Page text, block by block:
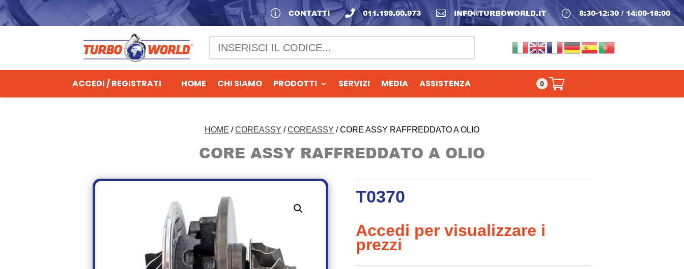
} 8:30-12:30 / 14:00-18:00
 INFO@TURBOWORLD.IT
 011.199.00.973
p CONTATTI
ACCEDI / REGISTRATI HOME CHI SIAMO PRODOTTI SERVIZI MEDIA ASSISTENZA 0
HOME /COREASSY /COREASSY / CORE ASSY RAFFREDDATO A OLIO
CORE ASSY RAFFREDDATO A OLIO
T0370
Accedi per visualizzare i
prezzi